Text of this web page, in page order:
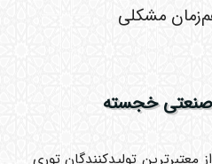
مشکلی
خجسته
تولیدکنندگان توری